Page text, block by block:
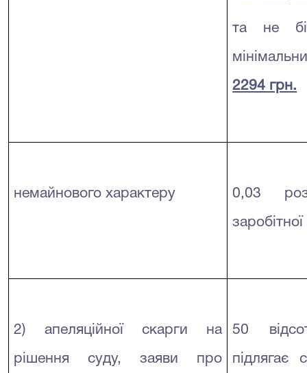
та не
2294 грн.
немайнового характеру 0,03
2) апеляційної скарги на
рішення суду, заяви про
50
підлягає